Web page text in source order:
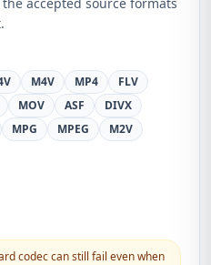
M4V MP4
FLV
MOV ASF
DIVX
MPG MPEG
M2V
codec can still fail even when